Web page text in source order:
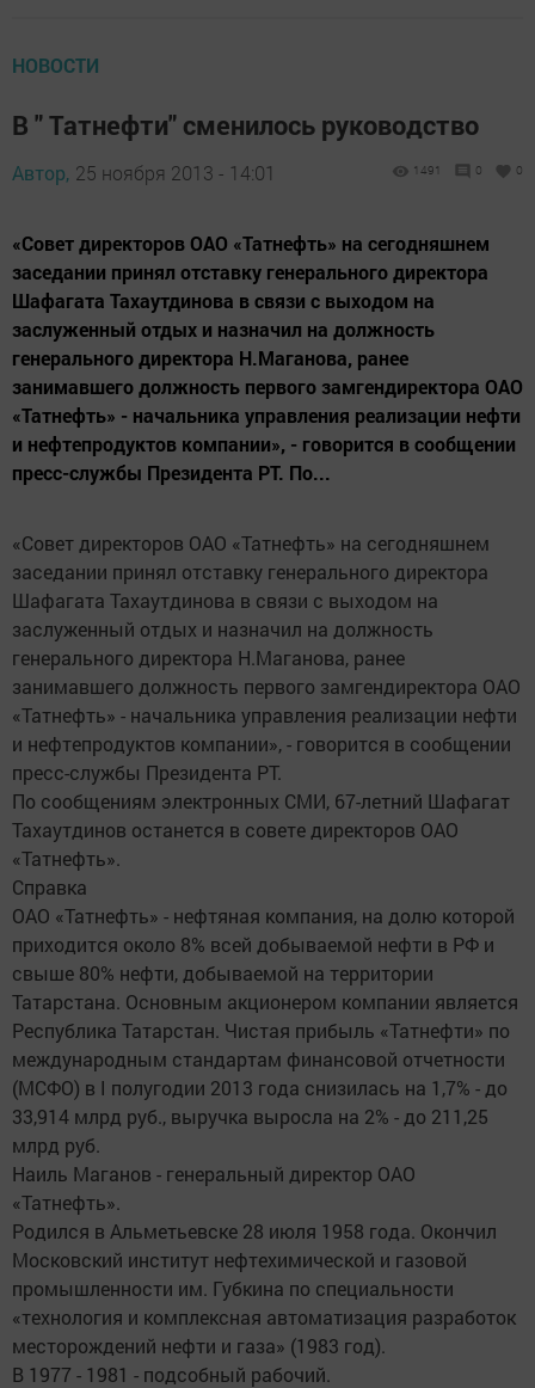
НОВОСТИ
В " Татнефти" сменилось руководство
Автор, 25 ноября 2013 - 14:01 1491 0 0
«Совет директоров ОАО «Татнефть» на сегодняшнем
заседании принял отставку генерального директора
Шафагата Тахаутдинова в связи с выходом на
заслуженный отдых и назначил на должность
генерального директора Н.Маганова, ранее
занимавшего должность первого замгендиректора ОАО
«Татнефть» - начальника управления реализации нефти
и нефтепродуктов компании», - говорится в сообщении
пресс-службы Президента РТ. По...
«Совет директоров ОАО «Татнефть» на сегодняшнем
заседании принял отставку генерального директора
Шафагата Тахаутдинова в связи с выходом на
заслуженный отдых и назначил на должность
генерального директора Н.Маганова, ранее
занимавшего должность первого замгендиректора ОАО
«Татнефть» - начальника управления реализации нефти
и нефтепродуктов компании», - говорится в сообщении
пресс-службы Президента РТ.
По сообщениям электронных СМИ, 67-летний Шафагат
Тахаутдинов останется в совете директоров ОАО
«Татнефть».
Справка
ОАО «Татнефть» - нефтяная компания, на долю которой
приходится около 8% всей добываемой нефти в РФ и
свыше 80% нефти, добываемой на территории
Татарстана. Основным акционером компании является
Республика Татарстан. Чистая прибыль «Татнефти» по
международным стандартам финансовой отчетности
(МСФО) в I полугодии 2013 года снизилась на 1,7% - до
33,914 млрд руб., выручка выросла на 2% - до 211,25
млрд руб.
Наиль Маганов - генеральный директор ОАО
«Татнефть».
Родился в Альметьевске 28 июля 1958 года. Окончил
Московский институт нефтехимической и газовой
промышленности им. Губкина по специальности
«технология и комплексная автоматизация разработок
месторождений нефти и газа» (1983 год).
В 1977 - 1981 - подсобный рабочий.